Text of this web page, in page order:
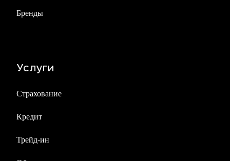
Бренды
Услуги
Страхование
Кредит
Трейд-ин